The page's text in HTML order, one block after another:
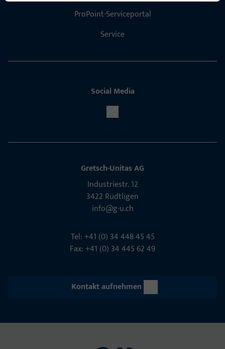
ProPoint-Serviceportal
Service
Social Media
Gretsch-Unitas AG
Indu­s­triestr. 12
3422 Rüdt­ligen
info@g-u.ch
Tel: +41 (0) 34 448 45 45
Fax: +41 (0) 34 445 62 49
Kontakt aufnehmen